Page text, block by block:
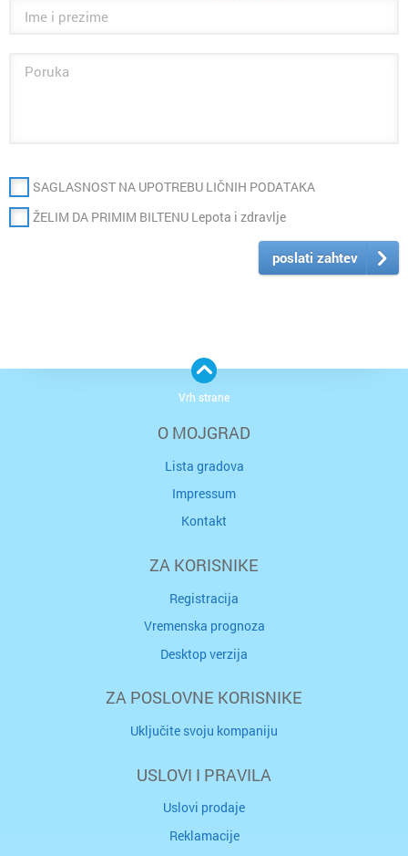
SAGLASNOST NA UPOTREBU LIČNIH PODATAKA
ŽELIM DA PRIMIM BILTENU Lepota i zdravlje
poslati zahtev
O MOJGRAD
Lista gradova
Impressum
Kontakt
ZA KORISNIKE
Registracija
Vremenska prognoza
Desktop verzija
ZA POSLOVNE KORISNIKE
Uključite svoju kompaniju
USLOVI I PRAVILA
Uslovi prodaje
Reklamacije
Vrh strane